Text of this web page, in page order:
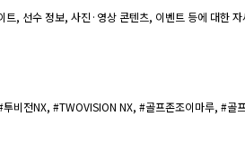
, 선수 정보, 사진·영상 콘텐츠, 이벤트 등에 대한
비전NX, #TWOVISION NX, #골프존조이마루, #